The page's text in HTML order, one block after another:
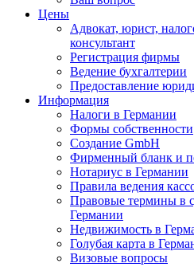
Цены
Адвокат, юрист,
консультант
Регистрация фирмы
Ведение бухгалтерии
Предоставление
Информация
Налоги в Германии
Формы собственности
Создание GmbH
Фирменный бланк и
Нотариус в Германии
Правила ведения
Правовые термины в
Германии
Недвижимость в
Голубая карта в
Визовые вопросы